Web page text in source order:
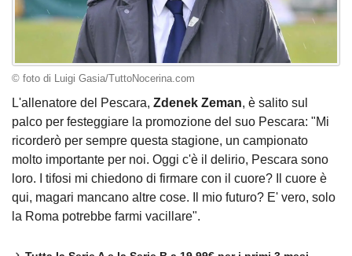
© foto di Luigi Gasia/TuttoNocerina.com
L'allenatore del Pescara, Zdenek Zeman, è salito sul
palco per festeggiare la promozione del suo Pescara: "Mi
ricorderò per sempre questa stagione, un campionato
molto importante per noi. Oggi c'è il delirio, Pescara sono
loro. I tifosi mi chiedono di firmare con il cuore? Il cuore è
qui, magari mancano altre cose. Il mio futuro? E' vero, solo
la Roma potrebbe farmi vacillare".